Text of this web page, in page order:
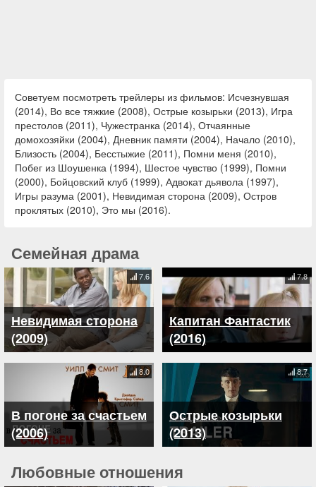
Советуем посмотреть трейлеры из фильмов: Исчезнувшая
(2014), Во все тяжкие (2008), Острые козырьки (2013), Игра
престолов (2011), Чужестранка (2014), Отчаянные
домохозяйки (2004), Дневник памяти (2004), Начало (2010),
Близость (2004), Бесстыжие (2011), Помни меня (2010),
Побег из Шоушенка (1994), Шестое чувство (1999), Помни
(2000), Бойцовский клуб (1999), Адвокат дьявола (1997),
Игры разума (2001), Невидимая сторона (2009), Остров
проклятых (2010), Это мы (2016).
Семейная драма
Невидимая сторона
(2009)
7.6
Капитан Фантастик
(2016)
7.8
В погоне за счастьем
(2006)
8.0
Острые козырьки
(2013)
8.7
Любовные отношения